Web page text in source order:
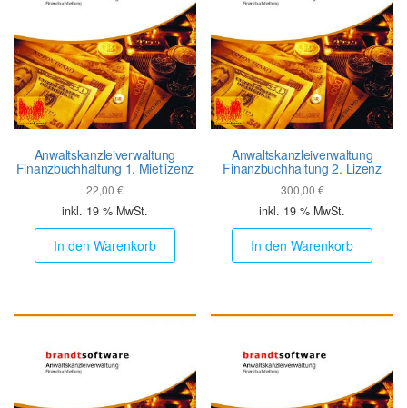
Anwalts­kanzlei­verwaltung
Finanz­buch­haltung 1. Mietlizenz
22,00 €
inkl. 19 % MwSt.
In den Warenkorb
Anwalts­kanzlei­verwaltung
Finanz­buch­haltung 2. Lizenz
300,00 €
inkl. 19 % MwSt.
In den Warenkorb